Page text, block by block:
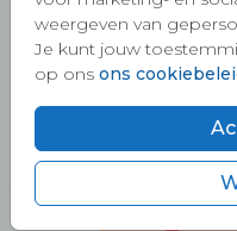
weergeven van
Je kunt jouw
op ons ons